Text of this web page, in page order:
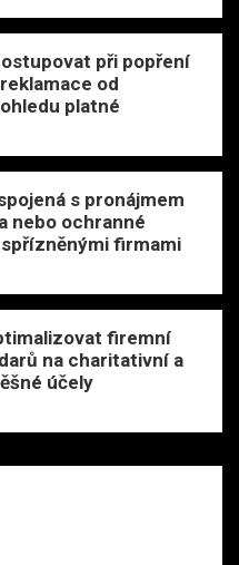
při popření
od
platné
s pronájmem
nebo ochranné
firmami
firemní
na charitativní a
účely